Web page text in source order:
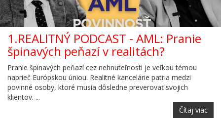
1.REALITNÝ PODCAST - AML: Pranie
špinavých peňazí v realitách?
Pranie špinavých peňazí cez nehnuteľnosti je veľkou témou
naprieč Európskou úniou. Realitné kancelárie patria medzi
povinné osoby, ktoré musia dôsledne preverovať svojich
klientov. ...
Čítaj viac